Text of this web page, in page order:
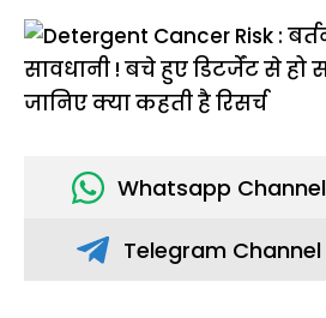
Whatsapp Channel
Telegram Channel